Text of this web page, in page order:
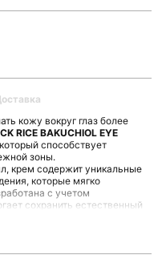
кожу вокруг глаз более
RICE BAKUCHIOL EYE
способствует
зоны.
крем содержит уникальные
которые мягко
с учетом
сохранить естественный
количество крема
движения до
ощущение ухоженности и